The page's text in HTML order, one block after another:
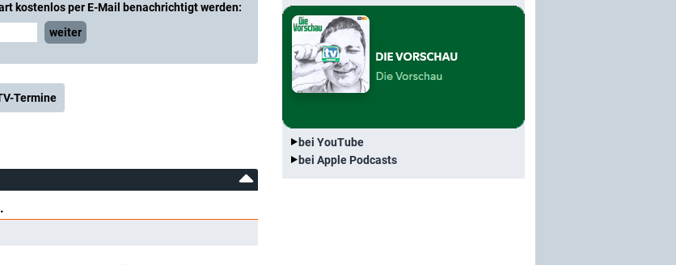
kostenlos per E-Mail benachrichtigt werden:
weiter
Termine
bei YouTube
bei Apple Podcasts